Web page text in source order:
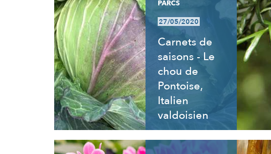
PARCS
27/05/2020
Carnets de
saisons - Le
chou de
Pontoise,
Italien
valdoisien